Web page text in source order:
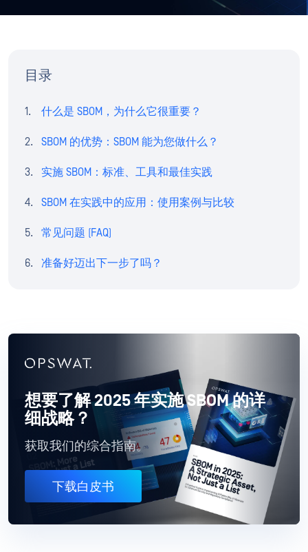
目录
什么是 SBOM，为什么它很重要？
SBOM 的优势：SBOM 能为您做什么？
实施 SBOM：标准、工具和最佳实践
SBOM 在实践中的应用：使用案例与比较
常见问题 (FAQ)
准备好迈出下一步了吗？
想要了解 2025 年实施 SBOM 的详
细战略？
获取我们的综合指南。
下载白皮书